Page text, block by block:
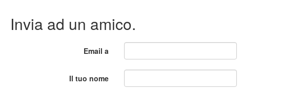
Invia ad un amico.
Email a
Il tuo nome